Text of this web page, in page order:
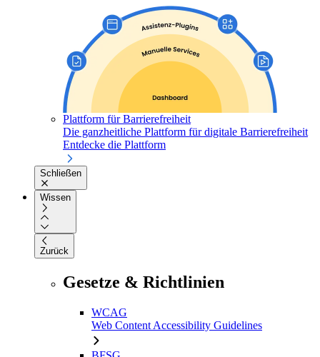
Plattform für Barrierefreiheit
Die ganzheitliche Plattform für digitale Barrierefreiheit
Entdecke die Plattform
Schließen
Wissen
Zurück
Gesetze & Richtlinien
WCAG
Web Content Accessibility Guidelines